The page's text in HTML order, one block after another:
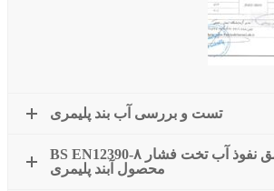
تست و بررسی آب بند پلیمری
آزمون تعیین عمق نفوذ آب تخت فشار BS EN12390-۸
محصول آبند پلیمری